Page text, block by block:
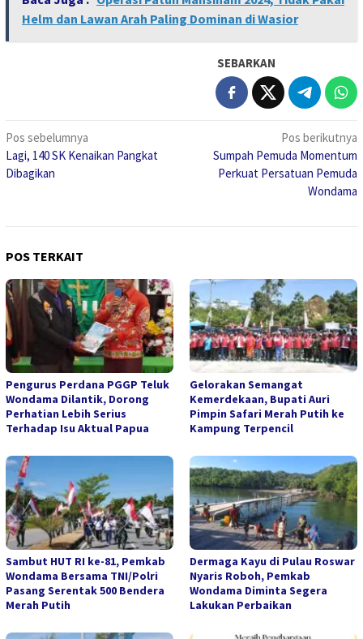
Helm dan Lawan Arah Paling Dominan di Wasior
SEBARKAN
Navigasi
pos
Pos sebelumnya
Lagi, 140 SK Kenaikan Pangkat
Dibagikan
Pos berikutnya
Sumpah Pemuda Momentum
Perkuat Persatuan Pemuda
Wondama
POS TERKAIT
Pengurus Perdana PGGP Teluk
Wondama Dilantik, Dorong
Perhatian Lebih Serius
Terhadap Isu Aktual Papua
Gelorakan Semangat
Kemerdekaan, Bupati Auri
Pimpin Safari Merah Putih ke
Kampung Terpencil
Sambut HUT RI ke-81, Pemkab
Wondama Bersama TNI/Polri
Pasang Serentak 500 Bendera
Merah Putih
Dermaga Kayu di Pulau Roswar
Nyaris Roboh, Pemkab
Wondama Diminta Segera
Lakukan Perbaikan